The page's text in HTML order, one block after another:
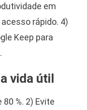
em
rápido. 4)
Keep para
vida útil
%. 2) Evite